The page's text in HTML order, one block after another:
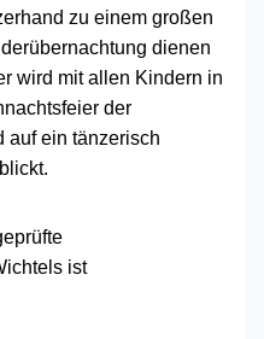
zu einem großen
dienen
wird mit allen Kindern in
der
auf ein tänzerisch
ist